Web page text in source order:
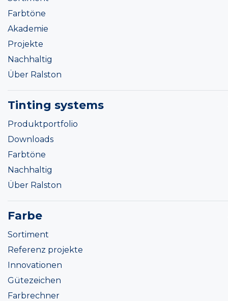
Farbtöne
Akademie
Projekte
Nachhaltig
Über Ralston
Tinting systems
Produktportfolio
Downloads
Farbtöne
Nachhaltig
Über Ralston
Farbe
Sortiment
Referenz projekte
Innovationen
Gütezeichen
Farbrechner